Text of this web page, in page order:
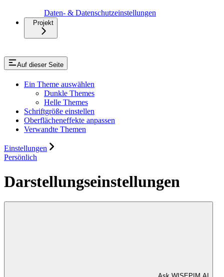
Daten- & Datenschutzeinstellungen
Projekt
Auf dieser Seite
Ein Theme auswählen
Dunkle Themes
Helle Themes
Schriftgröße einstellen
Oberflächeneffekte anpassen
Verwandte Themen
Einstellungen
Persönlich
Darstellungseinstellungen